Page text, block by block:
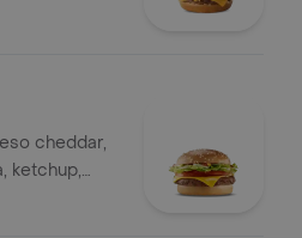
cheddar,
ketchup,